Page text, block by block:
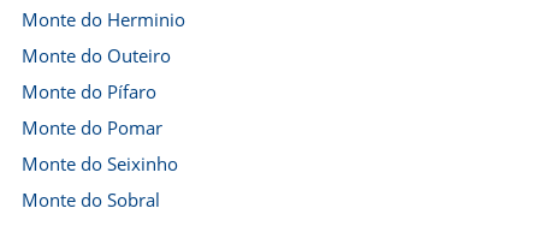
Monte do Herminio
Monte do Outeiro
Monte do Pífaro
Monte do Pomar
Monte do Seixinho
Monte do Sobral